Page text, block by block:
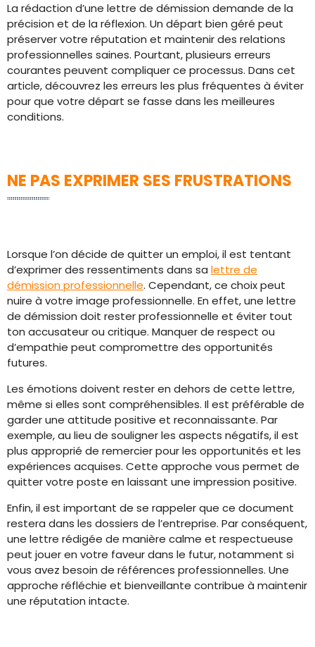
La rédaction d’une lettre de démission demande de la
précision et de la réflexion. Un départ bien géré peut
préserver votre réputation et maintenir des relations
professionnelles saines. Pourtant, plusieurs erreurs
courantes peuvent compliquer ce processus. Dans cet
article, découvrez les erreurs les plus fréquentes à éviter
pour que votre départ se fasse dans les meilleures
conditions.
NE PAS EXPRIMER SES FRUSTRATIONS
Lorsque l’on décide de quitter un emploi, il est tentant
d’exprimer des ressentiments dans sa lettre de
démission professionnelle. Cependant, ce choix peut
nuire à votre image professionnelle. En effet, une lettre
de démission doit rester professionnelle et éviter tout
ton accusateur ou critique. Manquer de respect ou
d’empathie peut compromettre des opportunités
futures.
Les émotions doivent rester en dehors de cette lettre,
même si elles sont compréhensibles. Il est préférable de
garder une attitude positive et reconnaissante. Par
exemple, au lieu de souligner les aspects négatifs, il est
plus approprié de remercier pour les opportunités et les
expériences acquises. Cette approche vous permet de
quitter votre poste en laissant une impression positive.
Enfin, il est important de se rappeler que ce document
restera dans les dossiers de l’entreprise. Par conséquent,
une lettre rédigée de manière calme et respectueuse
peut jouer en votre faveur dans le futur, notamment si
vous avez besoin de références professionnelles. Une
approche réfléchie et bienveillante contribue à maintenir
une réputation intacte.